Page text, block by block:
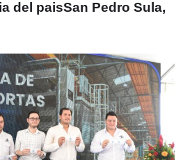
del paisSan Pedro Sula,